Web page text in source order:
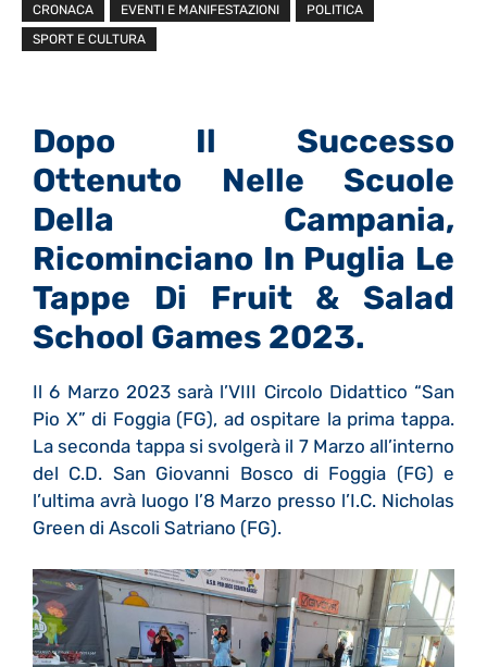
CRONACA
EVENTI E MANIFESTAZIONI
POLITICA
SPORT E CULTURA
Dopo Il Successo
Ottenuto Nelle Scuole
Della Campania,
Ricominciano In Puglia Le
Tappe Di Fruit & Salad
School Games 2023.
Il 6 Marzo 2023 sarà l’VIII Circolo Didattico “San
Pio X” di Foggia (FG), ad ospitare la prima tappa.
La seconda tappa si svolgerà il 7 Marzo all’interno
del C.D. San Giovanni Bosco di Foggia (FG) e
l’ultima avrà luogo l’8 Marzo presso l’I.C. Nicholas
Green di Ascoli Satriano (FG).